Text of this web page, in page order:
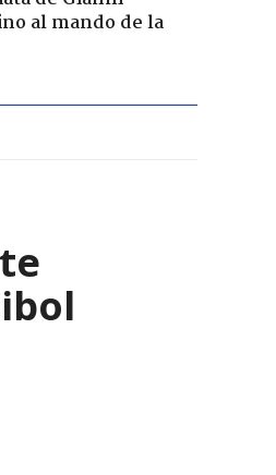
al mando de la